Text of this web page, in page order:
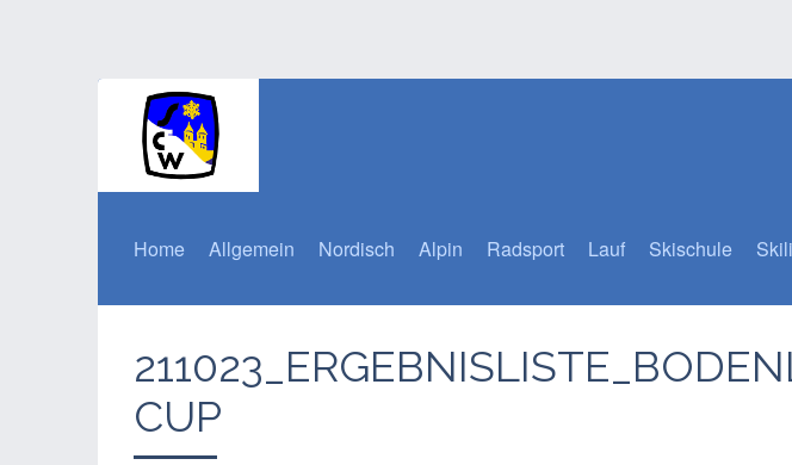
Home Allgemein Nordisch Alpin Radsport Lauf Skischule
CUP